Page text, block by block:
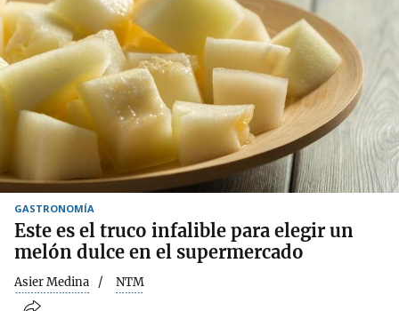
GASTRONOMÍA
Este es el truco infalible para elegir un
melón dulce en el supermercado
Asier Medina NTM